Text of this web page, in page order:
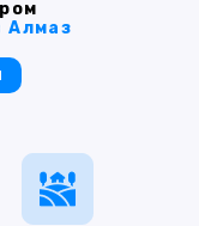
Алмаз